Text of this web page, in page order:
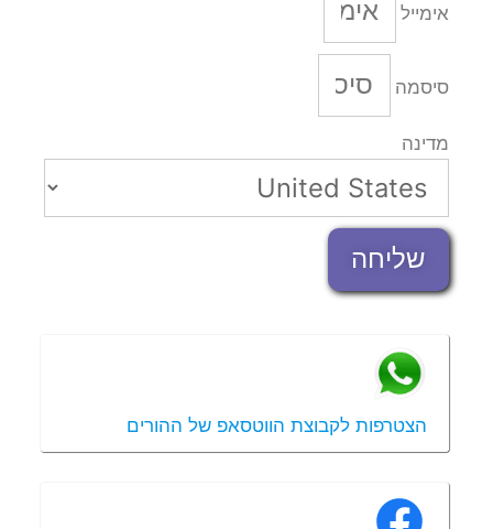
אימייל
סיסמה
מדינה
שליחה
הצטרפות לקבוצת הווטסאפ של ההורים